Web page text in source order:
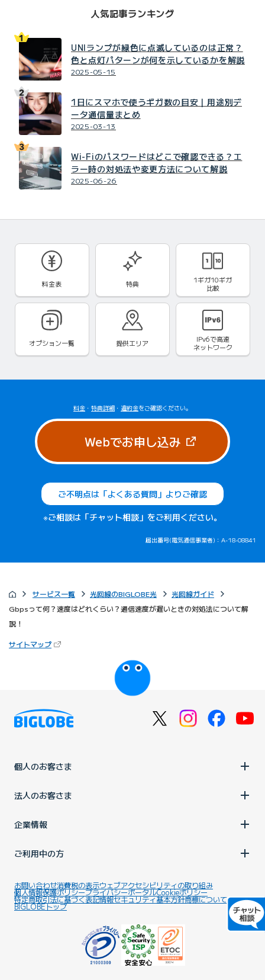
人気記事ランキング
UNIランプが緑色に点滅しているのは正常？
色と点灯パターンが何を示しているかを解説
2025-05-15
1日にスマホで使うギガ数の目安｜用途別デ
ータ通信量まとめ
2025-03-13
Wi-Fiのパスワードはどこで確認できる？エ
ラー時の対処法や変更方法について解説
2025-06-26
料金表 特典
1ギガ10ギガ
比較
オプション一覧 提供エリア IPv6で高速
ネットワーク
料金 ・ 特典詳細 ・ 違約金をご確認ください。
Webでお申し込み（新しいタブ
ご不明点は「よくある質問」よりご確認
※ご相談は「チャット相談」をご利用ください。
届出番号(電気通信事業者)：A-18-08841
サービス一覧 光回線のBIGLOBE光
光回線ガイド
Gbpsって何？速度はどれくらい？通信速度が遅いときの対処法について解
説！
サイトマップ（新しいタブで開きます）
びっぷるのページ
個人のお客さま
法人のお客さま
企業情報
ご利用中の方
お問い合わせ消費税の表示ウェブアクセシビリティの取り組み
個人情報保護ポリシープライバシーポータルCookieポリシー
特定商取引法に基づく表記情報セキュリティ基本方針商標について
BIGLOBEトップ